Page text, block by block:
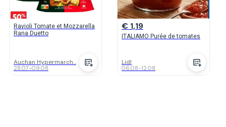
Ravioli Tomate et Mozzarella
Rana Duetto
Auchan Hypermarch...
28.07-09.08
€ 1,19
ITALIAMO Purée de tomates
Lidl
06.08-12.08